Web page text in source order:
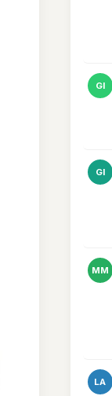
GI
GI
MM
LA